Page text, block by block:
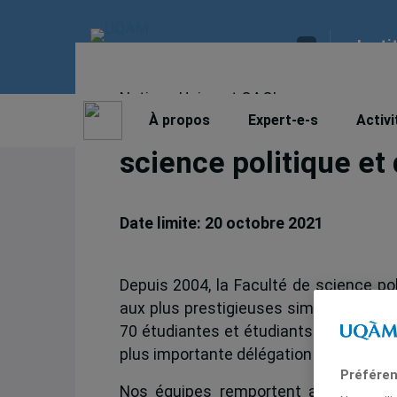
À propos Expert-e-s
Nations Unies et OACI
Simulations
science politique et
Date limite: 20 octobre 2021
Depuis 2004, la Faculté de science
aux plus prestigieuses simulations
70 étudiantes et étudiants qui
plus importante délégation aux
Nos équipes remportent année